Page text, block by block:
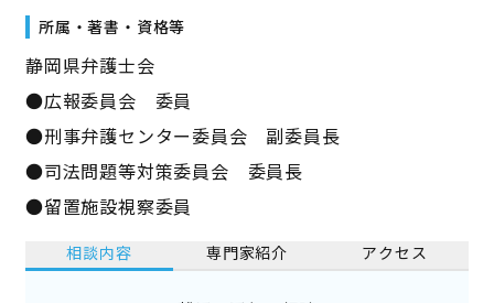
所属・著書・資格等
静岡県弁護士会
●広報委員会 委員
●刑事弁護センター委員会 副委員長
●司法問題等対策委員会 委員長
●留置施設視察委員
相談内容 専門家紹介 アクセス